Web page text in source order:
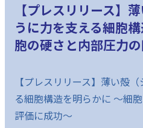
【プレスリリース】
うに力を支える細胞
胞の硬さと内部圧力
【プレスリリース】薄い殻
る細胞構造を明らかに ～細
評価に成功～